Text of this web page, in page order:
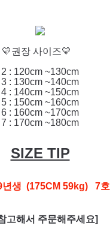
💛권장 사이즈💛
2 : 120cm ~130cm
3 : 130cm ~140cm
4 : 140cm ~150cm
5 : 150cm ~160cm
6 : 160cm ~170cm
7 : 170cm ~180cm
SIZE TIP
년생 (175CM 59kg) 7호
고해서 주문해주세요]